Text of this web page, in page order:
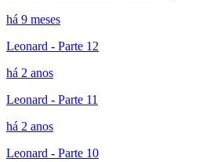
há 9 meses
Leonard - Parte 12
há 2 anos
Leonard - Parte 11
há 2 anos
Leonard - Parte 10